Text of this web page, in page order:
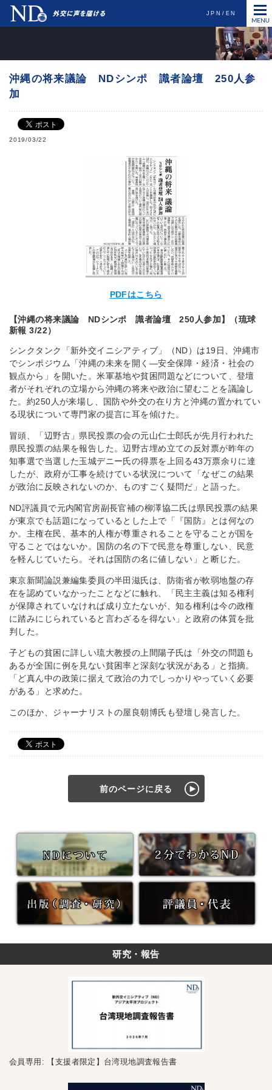
JPN EN
沖縄の将来議論 NDシンポ 識者論壇 250人参
加
2019/03/22
PDFはこちら
【沖縄の将来議論 NDシンポ 識者論壇 250人参加】（琉球
新報 3/22）
シンクタンク「新外交イニシアティブ」（ND）は19日、沖縄市
でシンポジウム「沖縄の未来を開く―安全保障・経済・社会の
観点から」を開いた。米軍基地や貧困問題などについて、登壇
者がそれぞれの立場から沖縄の将来や政治に望むことを議論し
た。約250人が来場し、国防や外交の在り方と沖縄の置かれてい
る現状について専門家の提言に耳を傾けた。
冒頭、「辺野古」県民投票の会の元山仁士郎氏が先月行われた
県民投票の結果を報告した。辺野古埋め立ての反対票が昨年の
知事選で当選した玉城デニー氏の得票を上回る43万票余りに達
したが、政府が工事を続けている状況について「なぜこの結果
が政治に反映されないのか、ものすごく疑問だ」と語った。
ND評議員で元内閣官房副長官補の柳澤協二氏は県民投票の結果
が東京でも話題になっているとした上で「『国防』とは何なの
か。主権在民、基本的人権が尊重されることを守ることが国を
守ることではないか。国防の名の下で民意を尊重しない、民意
を軽んじていたら。それは国防の名に値しない」と断じた。
東京新聞論説兼編集委員の半田滋氏は、防衛省が軟弱地盤の存
在を認めていなかったことなどに触れ、「民主主義は知る権利
が保障されていなければ成り立たないが、知る権利は今の政権
に踏みにじられていると言わざるを得ない」と政府の体質を批
判した。
子どもの貧困に詳しい琉大教授の上間陽子氏は「外交の問題も
あるが全国に例を見ない貧困率と深刻な状況がある」と指摘。
「ど真ん中の政策に据えて政治の力でしっかりやっていく必要
がある」と求めた。
このほか、ジャーナリストの屋良朝博氏も登壇し発言した。
前のページに戻る
研究・報告
会員専用: 【支援者限定】台湾現地調査報告書